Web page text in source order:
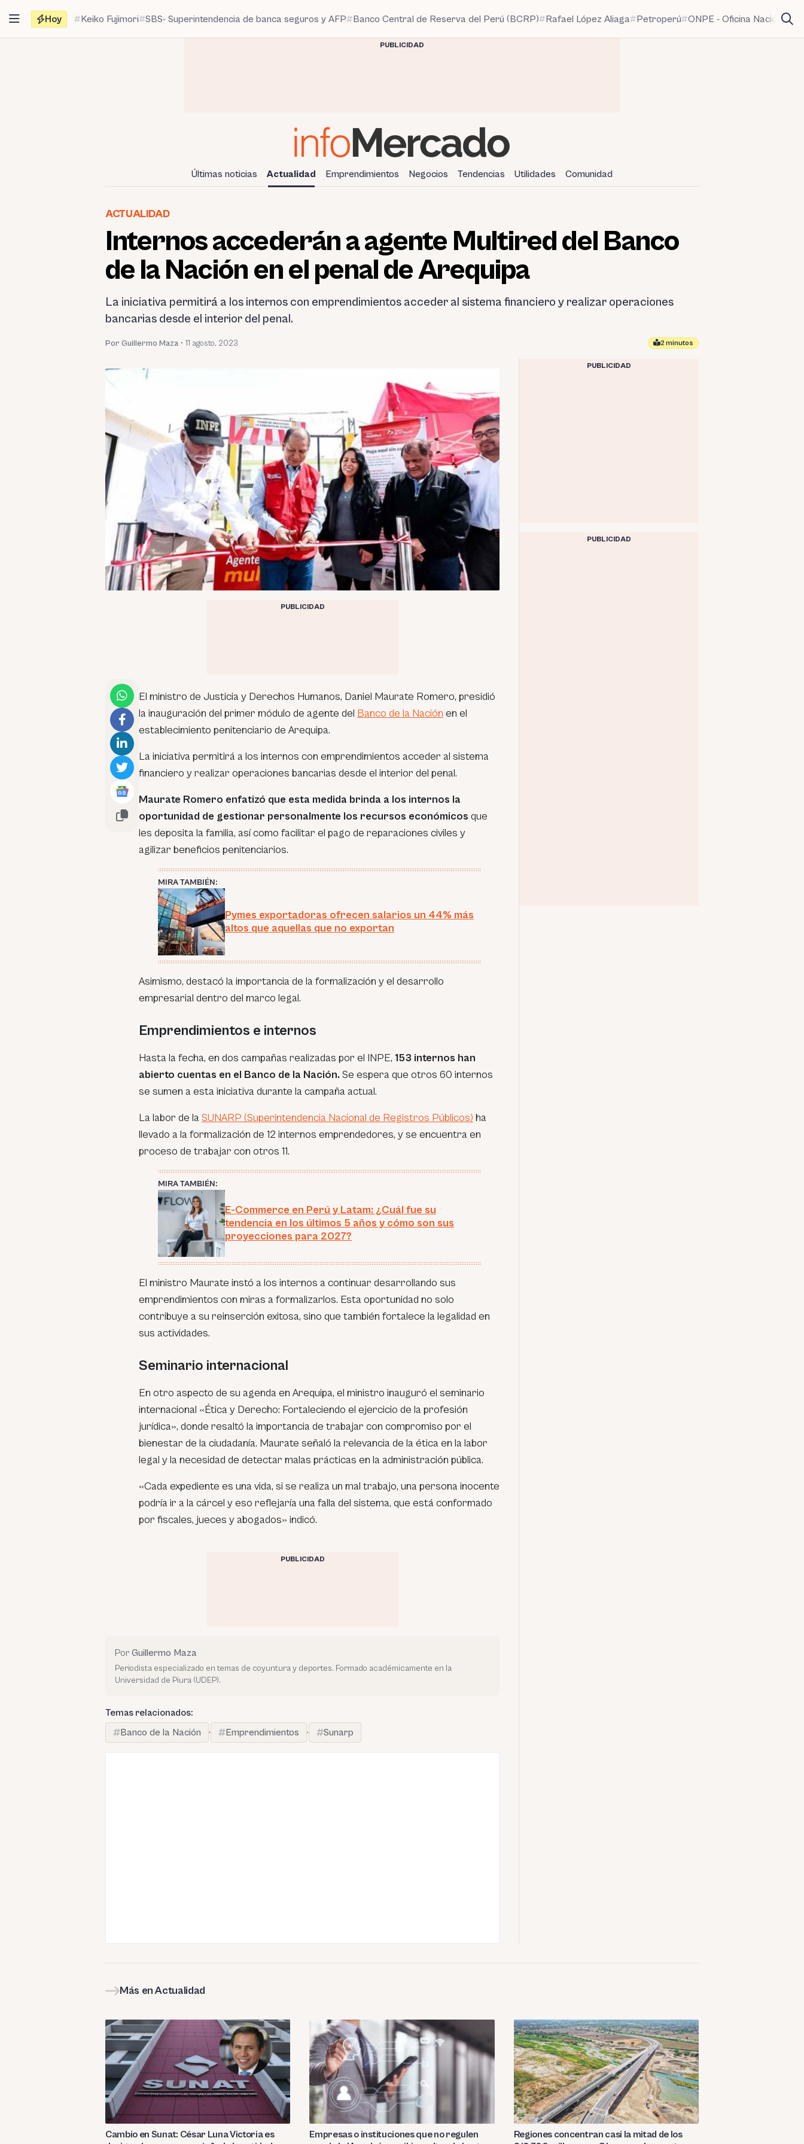
contenido
Hoy Keiko Fujimori SBS- Superintendencia de banca seguros y AFP Banco Central de Reserva del Perú (BCRP) Rafael López Aliaga Petroperú ONPE - Oficina Nacional
PUBLICIDAD
Últimas noticias Actualidad Emprendimientos Negocios Tendencias Utilidades Comunidad
ACTUALIDAD
Internos accederán a agente Multired del Banco
de la Nación en el penal de Arequipa
La iniciativa permitirá a los internos con emprendimientos acceder al sistema financiero y realizar operaciones
bancarias desde el interior del penal.
Por Guillermo Maza • 11 agosto, 2023 2 minutos
PUBLICIDAD
El ministro de Justicia y Derechos Humanos, Daniel Maurate Romero, presidió
la inauguración del primer módulo de agente del Banco de la Nación en el
establecimiento penitenciario de Arequipa.
La iniciativa permitirá a los internos con emprendimientos acceder al sistema
financiero y realizar operaciones bancarias desde el interior del penal.
Maurate Romero enfatizó que esta medida brinda a los internos la
oportunidad de gestionar personalmente los recursos económicos que
les deposita la familia, así como facilitar el pago de reparaciones civiles y
agilizar beneficios penitenciarios.
MIRA TAMBIÉN:
Pymes exportadoras ofrecen salarios un 44% más
altos que aquellas que no exportan
Asimismo, destacó la importancia de la formalización y el desarrollo
empresarial dentro del marco legal.
Emprendimientos e internos
Hasta la fecha, en dos campañas realizadas por el INPE, 153 internos han
abierto cuentas en el Banco de la Nación. Se espera que otros 60 internos
se sumen a esta iniciativa durante la campaña actual.
La labor de la SUNARP (Superintendencia Nacional de Registros Públicos) ha
llevado a la formalización de 12 internos emprendedores, y se encuentra en
proceso de trabajar con otros 11.
MIRA TAMBIÉN:
E-Commerce en Perú y Latam: ¿Cuál fue su
tendencia en los últimos 5 años y cómo son sus
proyecciones para 2027?
El ministro Maurate instó a los internos a continuar desarrollando sus
emprendimientos con miras a formalizarlos. Esta oportunidad no solo
contribuye a su reinserción exitosa, sino que también fortalece la legalidad en
sus actividades.
Seminario internacional
En otro aspecto de su agenda en Arequipa, el ministro inauguró el seminario
internacional «Ética y Derecho: Fortaleciendo el ejercicio de la profesión
jurídica», donde resaltó la importancia de trabajar con compromiso por el
bienestar de la ciudadanía. Maurate señaló la relevancia de la ética en la labor
legal y la necesidad de detectar malas prácticas en la administración pública.
«Cada expediente es una vida, si se realiza un mal trabajo, una persona inocente
podría ir a la cárcel y eso reflejaría una falla del sistema, que está conformado
por fiscales, jueces y abogados» indicó.
PUBLICIDAD
Por Guillermo Maza
Periodista especializado en temas de coyuntura y deportes. Formado académicamente en la
Universidad de Piura (UDEP).
Temas relacionados:
Banco de la Nación
· Emprendimientos · Sunarp
PUBLICIDAD
PUBLICIDAD
Más en Actualidad
Cambio en Sunat: César Luna Victoria es
Empresas o instituciones que no regulen
Regiones concentran casi la mitad de los